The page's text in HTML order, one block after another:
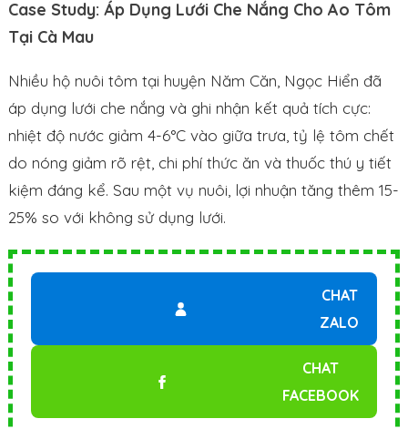
Case Study: Áp Dụng Lưới Che Nắng Cho Ao Tôm
Tại Cà Mau
Nhiều hộ nuôi tôm tại huyện Năm Căn, Ngọc Hiển đã
áp dụng lưới che nắng và ghi nhận kết quả tích cực:
nhiệt độ nước giảm 4-6°C vào giữa trưa, tỷ lệ tôm chết
do nóng giảm rõ rệt, chi phí thức ăn và thuốc thú y tiết
kiệm đáng kể. Sau một vụ nuôi, lợi nhuận tăng thêm 15-
25% so với không sử dụng lưới.
CHAT
ZALO
CHAT
FACEBOOK